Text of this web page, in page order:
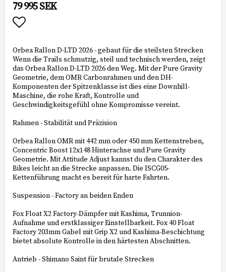
79 995 SEK
Orbea Rallon D-LTD 2026 - gebaut für die steilsten Strecken
Wenn die Trails schmutzig, steil und technisch werden, zeigt
das Orbea Rallon D-LTD 2026 den Weg. Mit der Pure Gravity
Geometrie, dem OMR Carbonrahmen und den DH-
Komponenten der Spitzenklasse ist dies eine Downhill-
Maschine, die rohe Kraft, Kontrolle und
Geschwindigkeitsgefühl ohne Kompromisse vereint.
Rahmen - Stabilität und Präzision
Orbea Rallon OMR mit 442 mm oder 450 mm Kettenstreben,
Concentric Boost 12x148 Hinterachse und Pure Gravity
Geometrie. Mit Attitude Adjust kannst du den Charakter des
Bikes leicht an die Strecke anpassen. Die ISCG05-
Kettenführung macht es bereit für harte Fahrten.
Suspension - Factory an beiden Enden
Fox Float X2 Factory-Dämpfer mit Kashima, Trunnion-
Aufnahme und erstklassiger Einstellbarkeit. Fox 40 Float
Factory 203mm Gabel mit Grip X2 und Kashima-Beschichtung
bietet absolute Kontrolle in den härtesten Abschnitten.
Antrieb - Shimano Saint für brutale Strecken